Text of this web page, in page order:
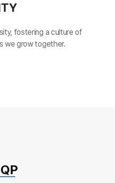
fostering a culture of
we grow together.